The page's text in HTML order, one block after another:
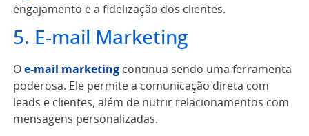
engajamento e a fidelização dos clientes.
5. E-mail Marketing
O e-mail marketing continua sendo uma ferramenta
poderosa. Ele permite a comunicação direta com
leads e clientes, além de nutrir relacionamentos com
mensagens personalizadas.